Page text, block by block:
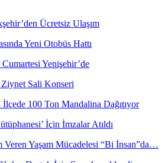
Ücretsiz Ulaşım
Yeni Otobüs Hattı
Yenişehir’de
Sali Konseri
100 Ton Mandalina Dağıtıyor
İçin İmzalar Atıldı
Yaşam Mücadelesi “Bi İnsan”da…